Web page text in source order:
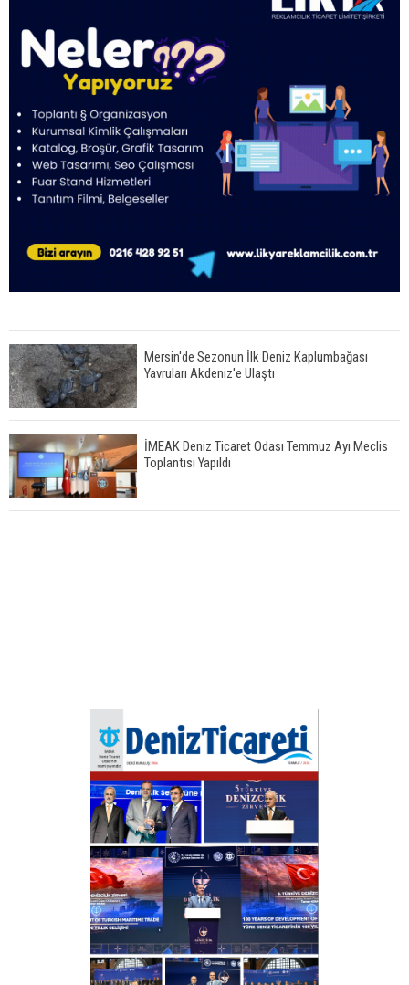
Mersin'de Sezonun İlk Deniz Kaplumbağası
Yavruları Akdeniz'e Ulaştı
İMEAK Deniz Ticaret Odası Temmuz Ayı Meclis
Toplantısı Yapıldı